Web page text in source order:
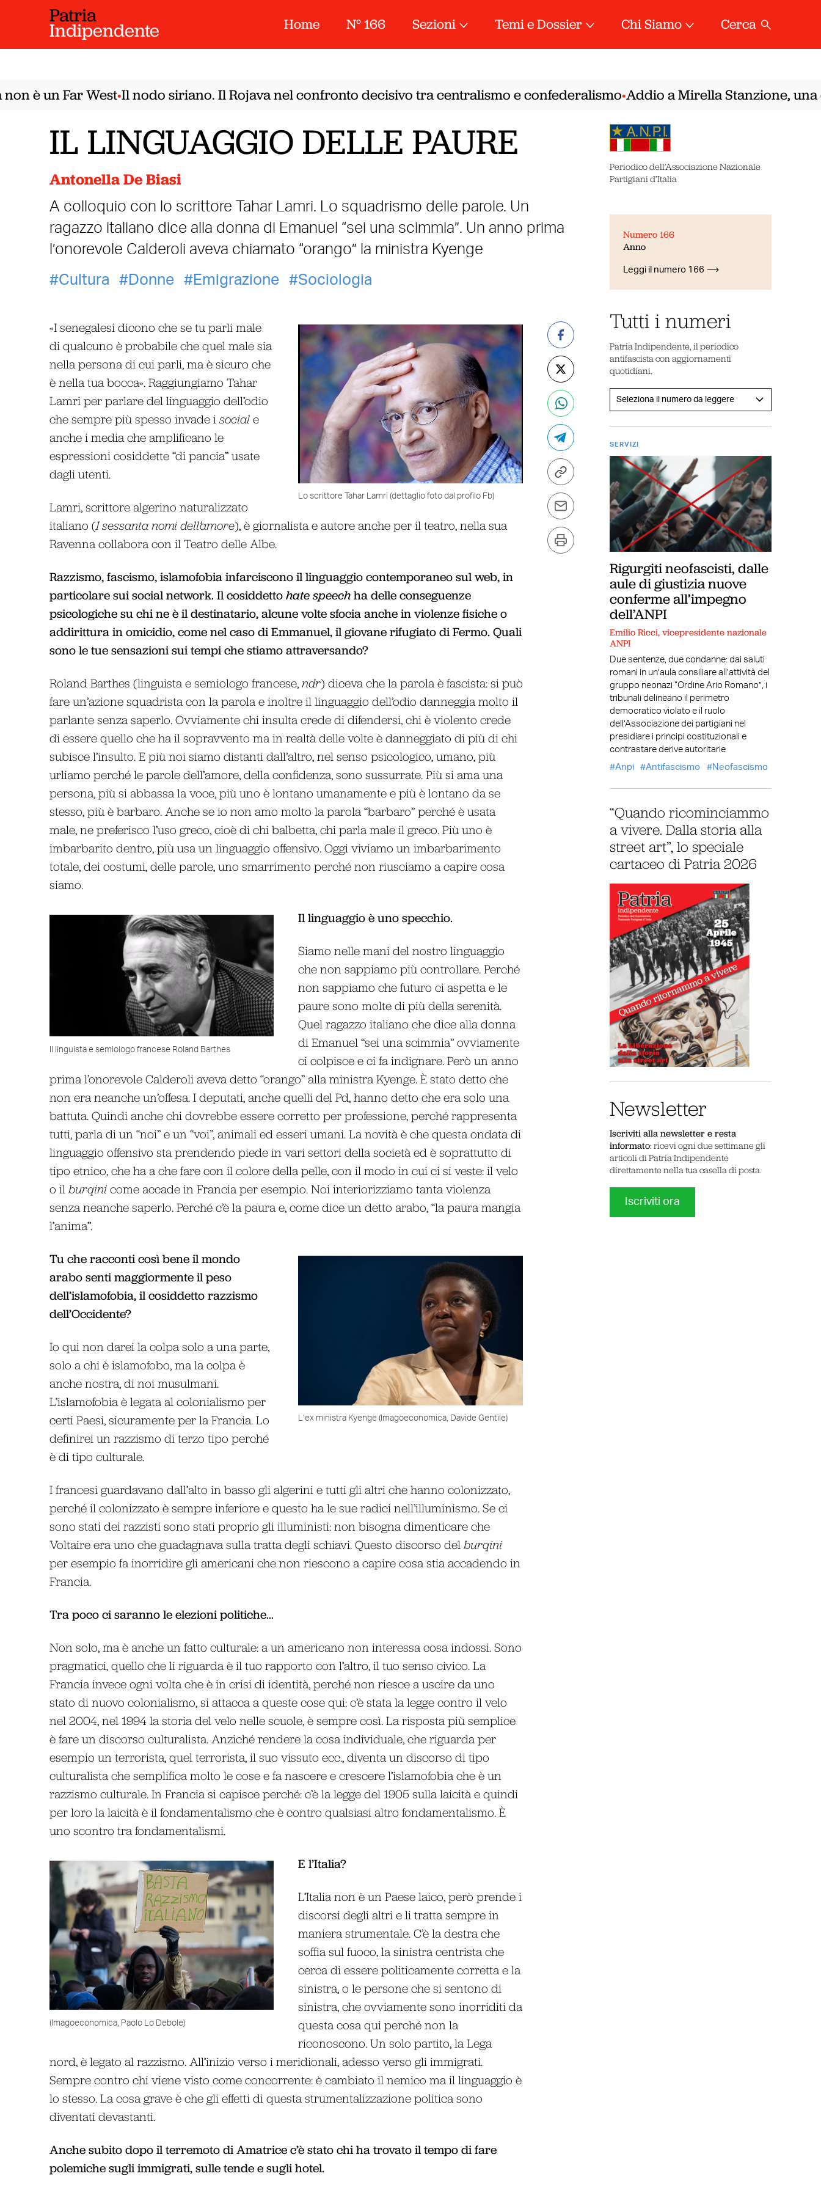
Patria
Indipendente Home N° 166 Sezioni Temi e Dossier Chi Siamo Cerca
è un Far West•Il nodo siriano. Il Rojava nel confronto decisivo tra centralismo e confederalismo•Addio a Mirella Stanzione, una
IL LINGUAGGIO DELLE PAURE
Antonella De Biasi
A colloquio con lo scrittore Tahar Lamri. Lo squadrismo delle parole. Un
ragazzo italiano dice alla donna di Emanuel “sei una scimmia”. Un anno prima
l’onorevole Calderoli aveva chiamato “orango” la ministra Kyenge
Cultura
Donne Emigrazione Sociologia
Lo scrittore Tahar Lamri (dettaglio foto dal profilo Fb)
«I senegalesi dicono che se tu parli male
di qualcuno è probabile che quel male sia
nella persona di cui parli, ma è sicuro che
è nella tua bocca». Raggiungiamo Tahar
Lamri per parlare del linguaggio dell’odio
che sempre più spesso invade i sociale
anche i media che amplificano le
espressioni cosiddette “di pancia” usate
dagli utenti.
Lamri, scrittore algerino naturalizzato
italiano (I sessanta nomi dell’amore), è giornalista e autore anche per il teatro, nella sua
Ravenna collabora con il Teatro delle Albe.
Razzismo, fascismo, islamofobia infarciscono il linguaggio contemporaneo sul web, in
particolare sui social network. Il cosiddettohate speechha delle conseguenze
psicologiche su chi ne è il destinatario, alcune volte sfocia anche in violenze fisiche o
addirittura in omicidio, come nel caso di Emmanuel, il giovane rifugiato di Fermo. Quali
sono le tue sensazioni sui tempi che stiamo attraversando?
Roland Barthes (linguista e semiologo francese, ndr) diceva che la parola è fascista: si può
fare un’azione squadrista con la parola e inoltre il linguaggio dell’odio danneggia molto il
parlante senza saperlo. Ovviamente chi insulta crede di difendersi, chi è violento crede
di essere quello che ha il sopravvento ma in realtà delle volte è danneggiato di più di chi
subisce l’insulto. E più noi siamo distanti dall’altro, nel senso psicologico, umano, più
urliamo perché le parole dell’amore, della confidenza, sono sussurrate. Più si ama una
persona, più si abbassa la voce, più uno è lontano umanamente e più è lontano da se
stesso, più è barbaro. Anche se io non amo molto la parola “barbaro” perché è usata
male, ne preferisco l’uso greco, cioè di chi balbetta, chi parla male il greco. Più uno è
imbarbarito dentro, più usa un linguaggio offensivo. Oggi viviamo un imbarbarimento
totale, dei costumi, delle parole, uno smarrimento perché non riusciamo a capire cosa
siamo.
Il linguista e semiologo francese Roland Barthes
Il linguaggio è uno specchio.
Siamo nelle mani del nostro linguaggio
che non sappiamo più controllare. Perché
non sappiamo che futuro ci aspetta e le
paure sono molte di più della serenità.
Quel ragazzo italiano che dice alla donna
di Emanuel “sei una scimmia” ovviamente
ci colpisce e ci fa indignare. Però un anno
prima l’onorevole Calderoli aveva detto “orango” alla ministra Kyenge. È stato detto che
non era neanche un’offesa. I deputati, anche quelli del Pd, hanno detto che era solo una
battuta. Quindi anche chi dovrebbe essere corretto per professione, perché rappresenta
tutti, parla di un “noi” e un “voi”, animali ed esseri umani. La novità è che questa ondata di
linguaggio offensivo sta prendendo piede in vari settori della società ed è soprattutto di
tipo etnico, che ha a che fare con il colore della pelle, con il modo in cui ci si veste: il velo
o il burqinicome accade in Francia per esempio. Noi interiorizziamo tanta violenza
senza neanche saperlo. Perché c’è la paura e, come dice un detto arabo, “la paura mangia
l’anima”.
L’ex ministra Kyenge (Imagoeconomica, Davide Gentile)
Tu che racconti così bene il mondo
arabo senti maggiormente il peso
dell’islamofobia, il cosiddetto razzismo
dell’Occidente?
Io qui non darei la colpa solo a una parte,
solo a chi è islamofobo, ma la colpa è
anche nostra, di noi musulmani.
L’islamofobia è legata al colonialismo per
certi Paesi, sicuramente per la Francia. Lo
definirei un razzismo di terzo tipo perché
è di tipo culturale.
I francesi guardavano dall’alto in basso gli algerini e tutti gli altri che hanno colonizzato,
perché il colonizzato è sempre inferiore e questo ha le sue radici nell’illuminismo. Se ci
sono stati dei razzisti sono stati proprio gli illuministi: non bisogna dimenticare che
Voltaire era uno che guadagnava sulla tratta degli schiavi. Questo discorso del burqini
per esempio fa inorridire gli americani che non riescono a capire cosa stia accadendo in
Francia.
Tra poco ci saranno le elezioni politiche…
Non solo, ma è anche un fatto culturale: a un americano non interessa cosa indossi. Sono
pragmatici, quello che li riguarda è il tuo rapporto con l’altro, il tuo senso civico. La
Francia invece ogni volta che è in crisi di identità, perché non riesce a uscire da uno
stato di nuovo colonialismo, si attacca a queste cose qui: c’è stata la legge contro il velo
nel 2004, nel 1994 la storia del velo nelle scuole, è sempre così. La risposta più semplice
è fare un discorso culturalista. Anziché rendere la cosa individuale, che riguarda per
esempio un terrorista, quel terrorista, il suo vissuto ecc., diventa un discorso di tipo
culturalista che semplifica molto le cose e fa nascere e crescere l’islamofobia che è un
razzismo culturale. In Francia si capisce perché: c’è la legge del 1905 sulla laicità e quindi
per loro la laicità è il fondamentalismo che è contro qualsiasi altro fondamentalismo. È
uno scontro tra fondamentalismi.
(Imagoeconomica, Paolo Lo Debole)
E l’Italia?
L’Italia non è un Paese laico, però prende i
discorsi degli altri e li tratta sempre in
maniera strumentale. C’è la destra che
soffia sul fuoco, la sinistra centrista che
cerca di essere politicamente corretta e la
sinistra, o le persone che si sentono di
sinistra, che ovviamente sono inorriditi da
questa cosa qui perché non la
riconoscono. Un solo partito, la Lega
nord, è legato al razzismo. All’inizio verso i meridionali, adesso verso gli immigrati.
Sempre contro chi viene visto come concorrente: è cambiato il nemico ma il linguaggio è
lo stesso. La cosa grave è che gli effetti di questa strumentalizzazione politica sono
diventati devastanti.
Anche subito dopo il terremoto di Amatrice c’è stato chi ha trovato il tempo di fare
polemiche sugli immigrati, sulle tende e sugli hotel.
Periodico dell’Associazione Nazionale
Partigiani d’Italia
Numero 166
Anno
Leggi il numero 166
Tutti i numeri
Patria Indipendente, il periodico
antifascista con aggiornamenti
quotidiani.
SERVIZI
Rigurgiti neofascisti, dalle
aule di giustizia nuove
conferme all’impegno
dell’ANPI
Emilio Ricci, vicepresidente nazionale
ANPI
Due sentenze, due condanne: dai saluti
romani in un’aula consiliare all’attività del
gruppo neonazi “Ordine Ario Romano”, i
tribunali delineano il perimetro
democratico violato e il ruolo
dell’Associazione dei partigiani nel
presidiare i principi costituzionali e
contrastare derive autoritarie
Anpi
Antifascismo Neofascismo
“Quando ricominciammo
a vivere. Dalla storia alla
street art”, lo speciale
cartaceo di Patria 2026
Newsletter
Iscriviti alla newsletter e resta
informato: ricevi ogni due settimane gli
articoli di Patria Indipendente
direttamente nella tua casella di posta.
Iscriviti ora